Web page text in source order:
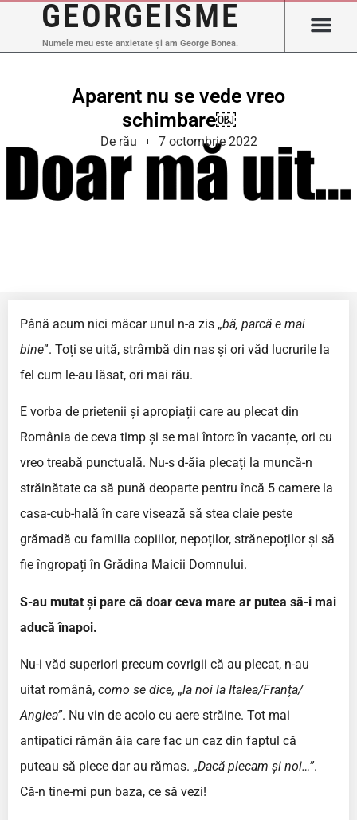
GEORGEISME
Numele meu este anxietate și am George Bonea.
Aparent nu se vede vreo
schimbare￼
De rău 7 octombrie 2022
Până acum nici măcar unul n-a zis „bă, parcă e mai
bine”. Toți se uită, strâmbă din nas și ori văd lucrurile la
fel cum le-au lăsat, ori mai rău.
E vorba de prietenii și apropiații care au plecat din
România de ceva timp și se mai întorc în vacanțe, ori cu
vreo treabă punctuală. Nu-s d-ăia plecați la muncă-n
străinătate ca să pună deoparte pentru încă 5 camere la
casa-cub-hală în care visează să stea claie peste
grămadă cu familia copiilor, nepoților, strănepoților și să
fie îngropați în Grădina Maicii Domnului.
S-au mutat și pare că doar ceva mare ar putea să-i mai
aducă înapoi.
Nu-i văd superiori precum covrigii că au plecat, n-au
uitat română, como se dice, „la noi la Italea/Franța/
Anglea”. Nu vin de acolo cu aere străine. Tot mai
antipatici rămân ăia care fac un caz din faptul că
puteau să plece dar au rămas. „Dacă plecam și noi…”.
Că-n tine-mi pun baza, ce să vezi!